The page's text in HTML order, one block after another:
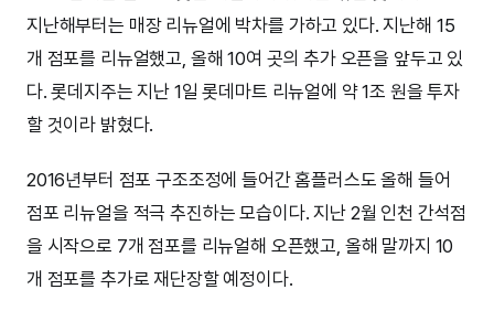
지난해부터는 매장 리뉴얼에 박차를 가하고 있다. 지난해 15
개 점포를 리뉴얼했고, 올해 10여 곳의 추가 오픈을 앞두고 있
다. 롯데지주는 지난 1일 롯데마트 리뉴얼에 약 1조 원을 투자
할 것이라 밝혔다.
2016년부터 점포 구조조정에 들어간 홈플러스도 올해 들어
점포 리뉴얼을 적극 추진하는 모습이다. 지난 2월 인천 간석점
을 시작으로 7개 점포를 리뉴얼해 오픈했고, 올해 말까지 10
개 점포를 추가로 재단장할 예정이다.